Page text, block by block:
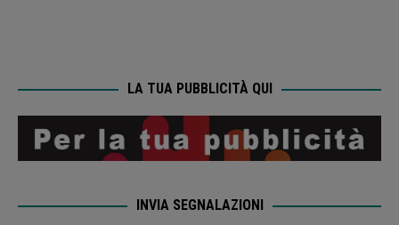
LA TUA PUBBLICITÀ QUI
INVIA SEGNALAZIONI